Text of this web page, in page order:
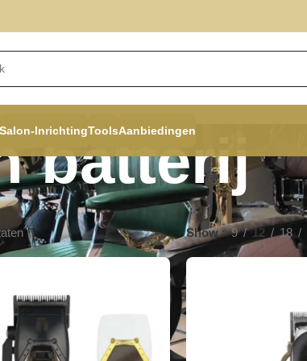
Salon-InrichtingToolsAanbiedingen
batterij
Show 9 12 18